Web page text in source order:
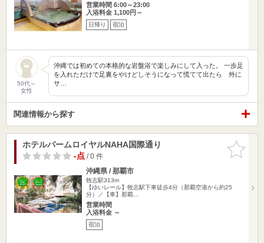
営業時間 6:00～23:00
入浴料金 1,100円～
日帰り 宿泊
50代～
女性
沖縄では初めての本格的な岩盤浴で楽しみにして入った。 一歩足
を入れただけで足裏をやけどしそうになって慌てて出たら 外に
サ…
関連情報から探す
お気に入
りに追加
ホテルパームロイヤルNAHA国際通り
-点/ 0 件
沖縄県 / 那覇市
牧志駅313m
【ゆいレール】牧志駅下車徒歩4分（那覇空港から約25
分）／【車】那覇…
営業時間
入浴料金 ～
宿泊